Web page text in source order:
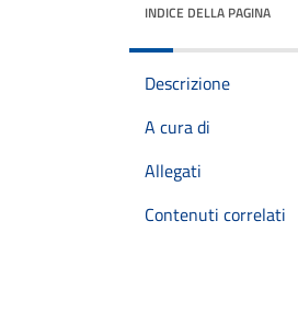
INDICE DELLA PAGINA
Descrizione
A cura di
Allegati
Contenuti correlati